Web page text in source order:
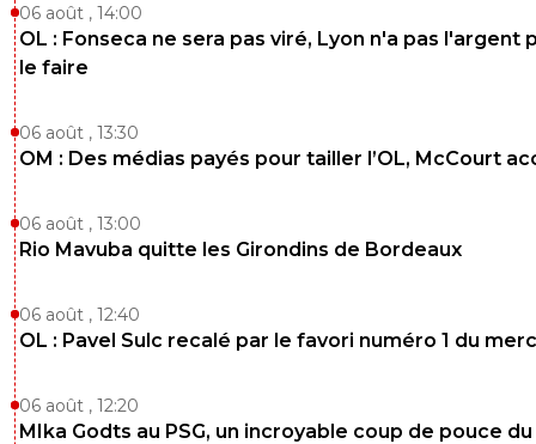
06 août , 14:00
OL : Fonseca ne sera pas viré, Lyon n'a pas l'argent
le faire
06 août , 13:30
OM : Des médias payés pour tailler l’OL, McCourt
06 août , 13:00
Rio Mavuba quitte les Girondins de Bordeaux
06 août , 12:40
OL : Pavel Sulc recalé par le favori numéro 1 du
06 août , 12:20
MIka Godts au PSG, un incroyable coup de pouce du